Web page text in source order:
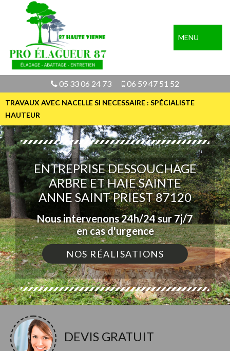
MENU
05 33 06 24 73 06 59 47 51 52
TRAVAUX AVEC NACELLE SI NECESSAIRE : SPÉCIALISTE
HAUTEUR
ENTREPRISE DESSOUCHAGE
ARBRE ET HAIE SAINTE
ANNE SAINT PRIEST 87120
Nous intervenons 24h/24 sur 7j/7
en cas d'urgence
NOS RÉALISATIONS
DEVIS GRATUIT